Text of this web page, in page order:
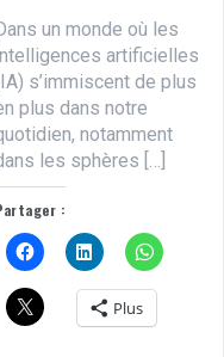
un monde où les
artificielles
s’immiscent de plus
plus dans notre
notamment
les sphères […]
:
Plus